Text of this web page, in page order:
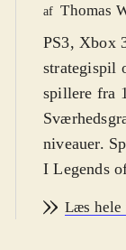
af Thomas
PS3, Xbox
strategispil
spillere fra
niveauer.
I Legends
mod
Læs hele